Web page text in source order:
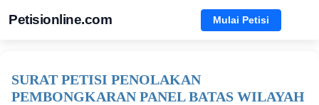
Petisionline.com Mulai Petisi
SURAT PETISI PENOLAKAN
PEMBONGKARAN PANEL BATAS WILAYAH